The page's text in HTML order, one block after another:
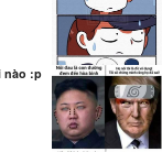
nào :p